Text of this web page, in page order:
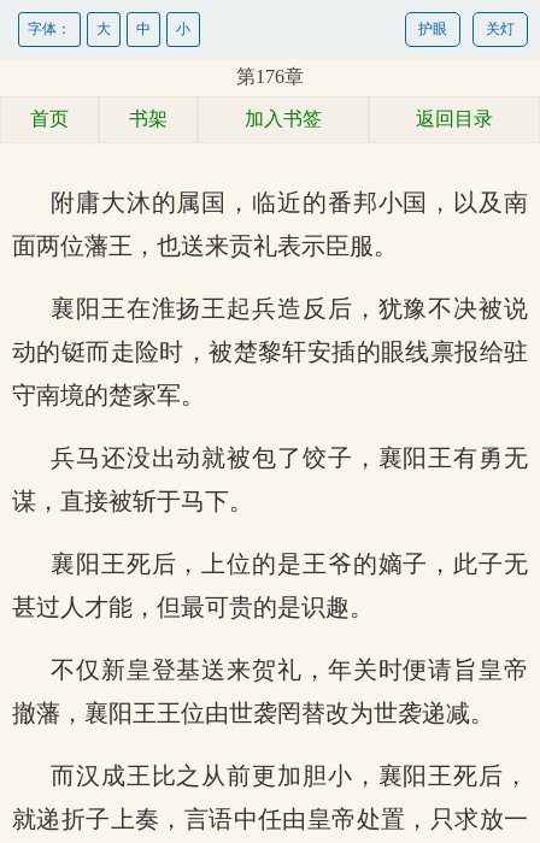
关灯
护眼
字体： 大 中 小
第176章
首页 书架 加入书签 返回目录
附庸大沐的属国，临近的番邦小国，以及南
面两位藩王，也送来贡礼表示臣服。
襄阳王在淮扬王起兵造反后，犹豫不决被说
动的铤而走险时，被楚黎轩安插的眼线禀报给驻
守南境的楚家军。
兵马还没出动就被包了饺子，襄阳王有勇无
谋，直接被斩于马下。
襄阳王死后，上位的是王爷的嫡子，此子无
甚过人才能，但最可贵的是识趣。
不仅新皇登基送来贺礼，年关时便请旨皇帝
撤藩，襄阳王王位由世袭罔替改为世袭递减。
而汉成王比之从前更加胆小，襄阳王死后，
就递折子上奏，言语中任由皇帝处置，只求放一